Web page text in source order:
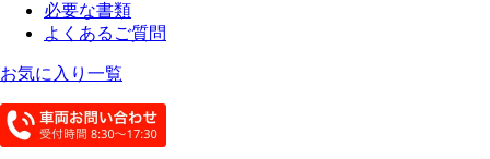
必要な書類
よくあるご質問
お気に入り一覧